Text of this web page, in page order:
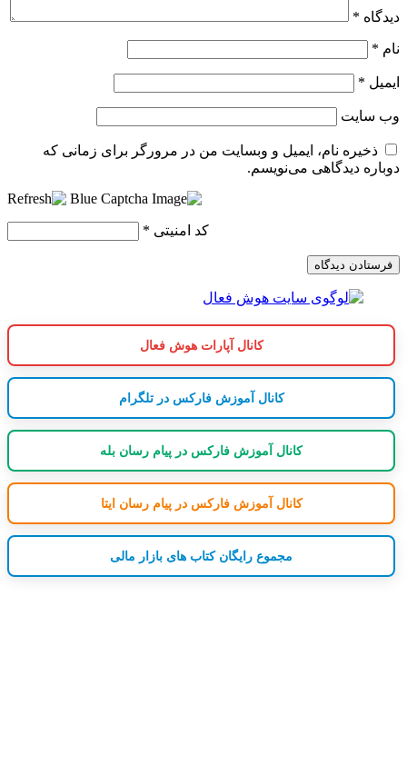
دیدگاه *
نام *
ایمیل *
وب‌ سایت
ذخیره نام، ایمیل و وبسایت من در مرورگر برای زمانی که
دوباره دیدگاهی می‌نویسم.
کد امنیتی *
کانال آپارات هوش فعال
کانال آموزش فارکس در تلگرام
کانال آموزش فارکس در پیام رسان بله
کانال آموزش فارکس در پیام رسان ایتا
مجموع رایگان کتاب های بازار مالی